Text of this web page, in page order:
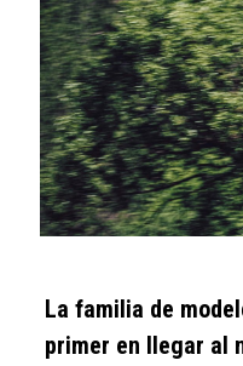
La familia de
primer en llegar al